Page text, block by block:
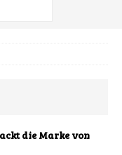
die Marke von